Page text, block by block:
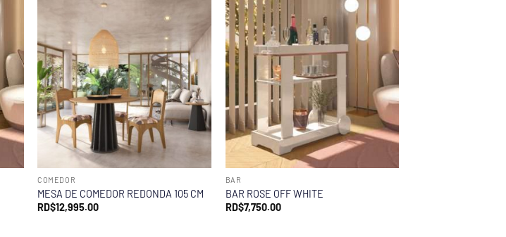
COMEDOR
MESA DE COMEDOR REDONDA 105 CM
RD$12,995.00
BAR
BAR ROSE OFF WHITE
RD$7,750.00